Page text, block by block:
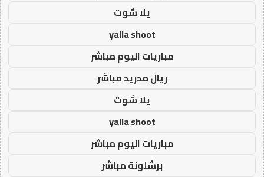
يلا شوت
yalla shoot
مباريات اليوم مباشر
ريال مدريد مباشر
يلا شوت
yalla shoot
مباريات اليوم مباشر
برشلونة مباشر